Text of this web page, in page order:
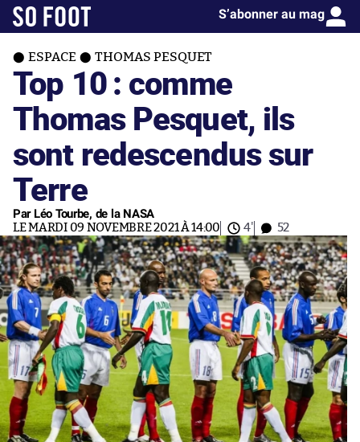
S’abonner au mag
ESPACE THOMAS PESQUET
Top 10 : comme
Thomas Pesquet, ils
sont redescendus sur
Terre
Par Léo Tourbe, de la NASA
LE MARDI 09 NOVEMBRE 2021 À 14:00 4' 52